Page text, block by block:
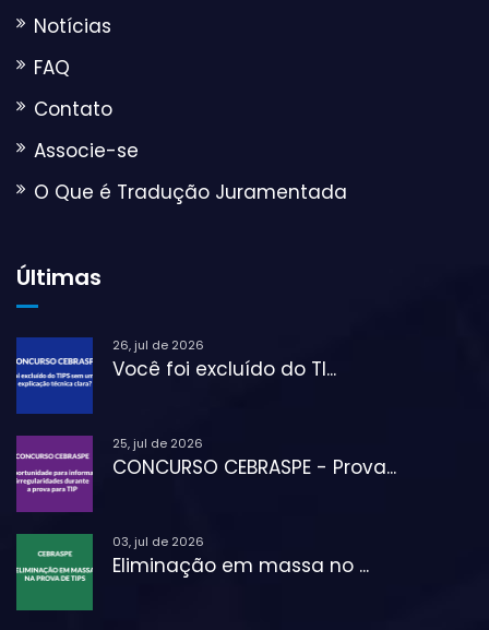
Notícias
FAQ
Contato
Associe-se
O Que é Tradução Juramentada
Últimas
26, jul de 2026
Você foi excluído do TI...
25, jul de 2026
CONCURSO CEBRASPE - Prova...
03, jul de 2026
Eliminação em massa no ...